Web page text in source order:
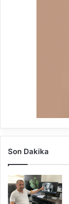
Son Dakika